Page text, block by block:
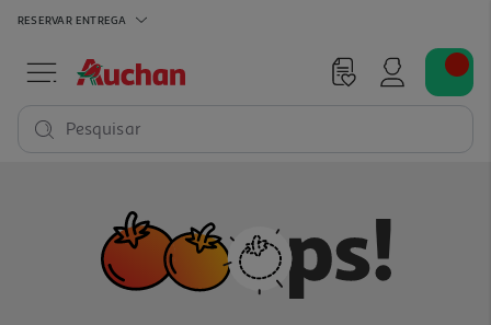
RESERVAR ENTREGA
Pesquisar